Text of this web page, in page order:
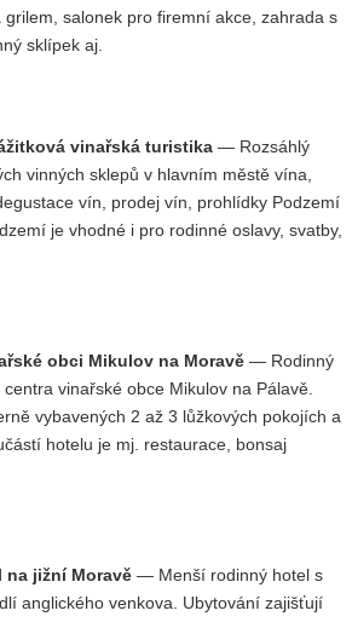
salonek pro firemní akce, zahrada s
sklípek aj.
vinařská turistika — Rozsáhlý
vinných sklepů v hlavním městě vína,
vín, prodej vín, prohlídky Podzemí
je vhodné i pro rodinné oslavy, svatby,
obci Mikulov na Moravě — Rodinný
vinařské obce Mikulov na Pálavě.
vybavených 2 až 3 lůžkových pokojích a
hotelu je mj. restaurace, bonsaj
jižní Moravě — Menší rodinný hotel s
anglického venkova. Ubytování zajišťují